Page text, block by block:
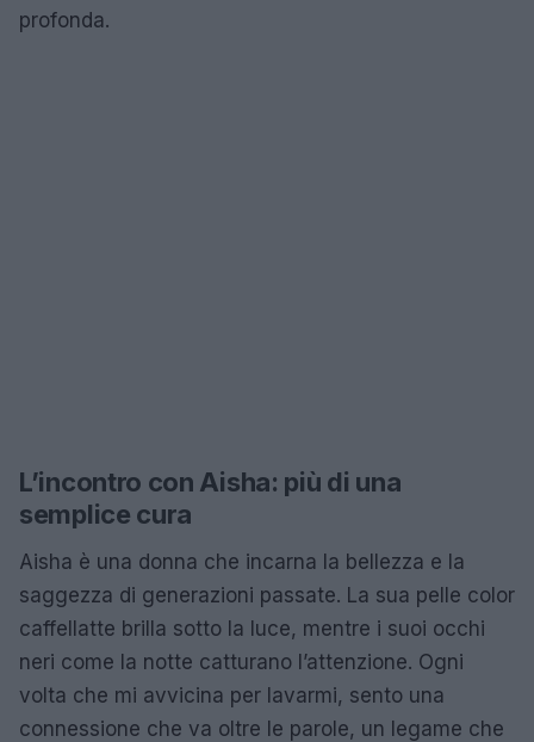
profonda.
L’incontro con Aisha: più di una
semplice cura
Aisha è una donna che incarna la bellezza e la
saggezza di generazioni passate. La sua pelle color
caffellatte brilla sotto la luce, mentre i suoi occhi
neri come la notte catturano l’attenzione. Ogni
volta che mi avvicina per lavarmi, sento una
connessione che va oltre le parole, un legame che